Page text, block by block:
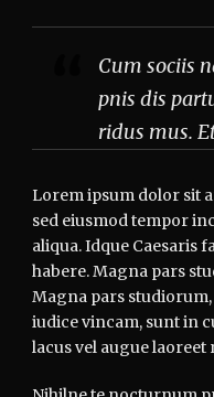
Cum sociis
pnis dis
ridus mus.
Lorem ipsum dolor sit
sed eiusmod tempor
aliqua. Idque Caesaris
habere. Magna pars
Magna pars
iudice vincam, sunt in
lacus vel augue